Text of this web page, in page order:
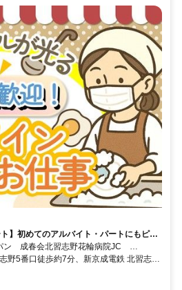
】初めてのアルバイト・パートにもピッ
ン 成春会北習志野花輪病院JC
野5番口徒歩約7分、新京成電鉄 北習志野
船橋日大前西口徒歩約17分